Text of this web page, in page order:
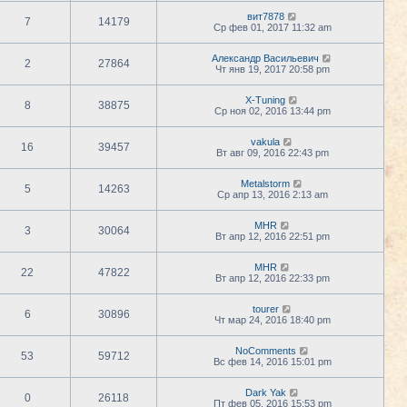
7 14179
вит7878
Ср фев 01, 2017 11:32 am
2 27864
Александр Васильевич
Чт янв 19, 2017 20:58 pm
8 38875
X-Tuning
Ср ноя 02, 2016 13:44 pm
16 39457
vakula
Вт авг 09, 2016 22:43 pm
5 14263
Metalstorm
Ср апр 13, 2016 2:13 am
3 30064
MHR
Вт апр 12, 2016 22:51 pm
22 47822
MHR
Вт апр 12, 2016 22:33 pm
6 30896
tourer
Чт мар 24, 2016 18:40 pm
53 59712
NoComments
Вс фев 14, 2016 15:01 pm
0 26118
Dark Yak
Пт фев 05, 2016 15:53 pm